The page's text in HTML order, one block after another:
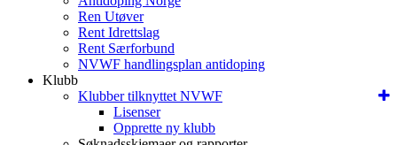
Ren Utøver
Rent Idrettslag
Rent Særforbund
NVWF handlingsplan antidoping
Klubb
Klubber tilknyttet NVWF
Lisenser
Opprette ny klubb